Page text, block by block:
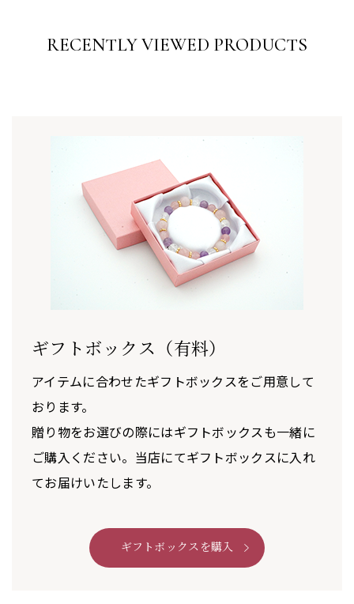
RECENTLY VIEWED PRODUCTS
ギフトボックス（有料）
アイテムに合わせたギフトボックスをご用意して
おります。
贈り物をお選びの際にはギフトボックスも一緒に
ご購入ください。当店にてギフトボックスに入れ
てお届けいたします。
ギフトボックスを購入